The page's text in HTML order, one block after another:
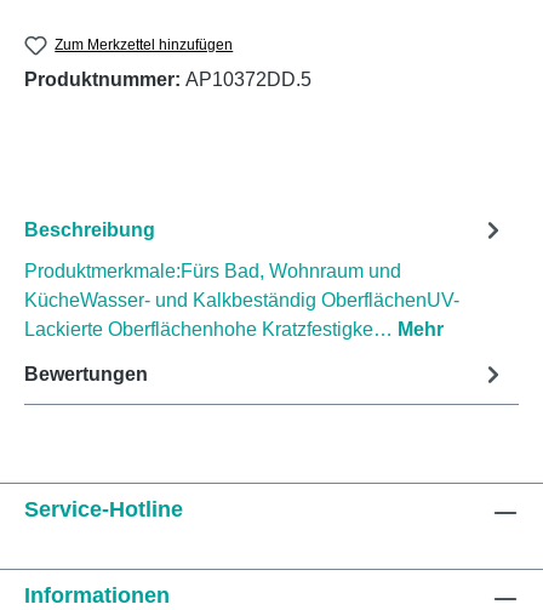
Zum Merkzettel hinzufügen
Produktnummer: AP10372DD.5
Beschreibung
Produktmerkmale:Fürs Bad, Wohnraum und
KücheWasser- und Kalkbeständig OberflächenUV-
Lackierte Oberflächenhohe Kratzfestigke… Mehr
Bewertungen
Service-Hotline
Informationen